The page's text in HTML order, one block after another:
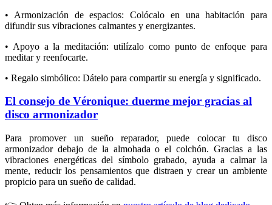
• Armonización de espacios: Colócalo en una habitación para
difundir sus vibraciones calmantes y energizantes.
• Apoyo a la meditación: utilízalo como punto de enfoque para
meditar y reenfocarte.
• Regalo simbólico: Dátelo para compartir su energía y significado.
El consejo de Véronique: duerme mejor gracias al
disco armonizador
Para promover un sueño reparador, puede colocar tu disco
armonizador debajo de la almohada o el colchón. Gracias a las
vibraciones energéticas del símbolo grabado, ayuda a calmar la
mente, reducir los pensamientos que distraen y crear un ambiente
propicio para un sueño de calidad.